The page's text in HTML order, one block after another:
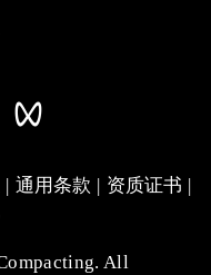
通用条款
资质证书
All